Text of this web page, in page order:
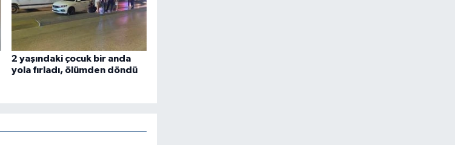
2 yaşındaki çocuk bir anda
yola fırladı, ölümden döndü